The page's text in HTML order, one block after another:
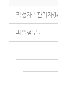
작성자 : 관리
파일첨부 :